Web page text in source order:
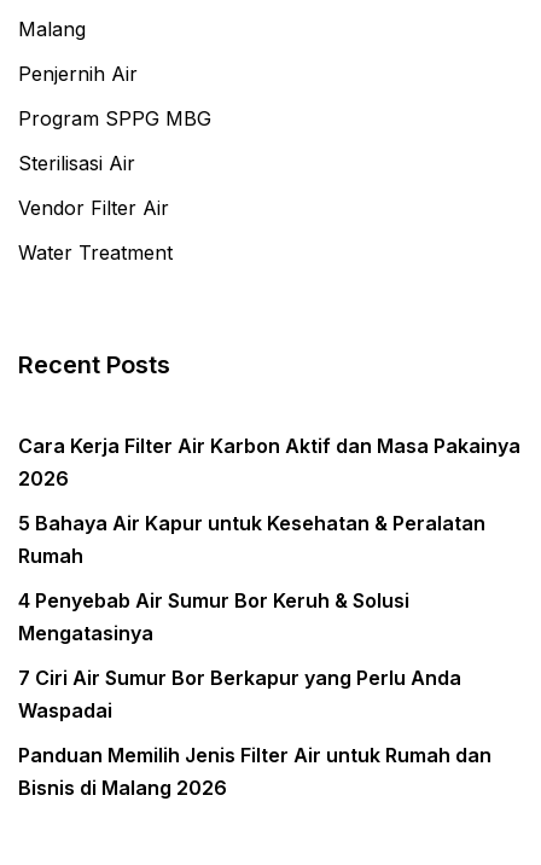
Malang
Penjernih Air
Program SPPG MBG
Sterilisasi Air
Vendor Filter Air
Water Treatment
Recent Posts
Cara Kerja Filter Air Karbon Aktif dan Masa Pakainya
2026
5 Bahaya Air Kapur untuk Kesehatan & Peralatan
Rumah
4 Penyebab Air Sumur Bor Keruh & Solusi
Mengatasinya
7 Ciri Air Sumur Bor Berkapur yang Perlu Anda
Waspadai
Panduan Memilih Jenis Filter Air untuk Rumah dan
Bisnis di Malang 2026